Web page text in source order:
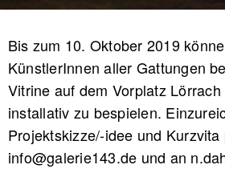
Bis zum 10. Oktober 2019
KünstlerInnen aller Gattungen
Vitrine auf dem Vorplatz
installativ zu bespielen.
Projektskizze/-idee und Kurzvita
info@galerie143.de und an